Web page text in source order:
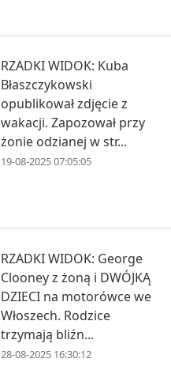
RZADKI WIDOK: Kuba
Błaszczykowski
opublikował zdjęcie z
wakacji. Zapozował przy
żonie odzianej w str...
19-08-2025 07:05:05
RZADKI WIDOK: George
Clooney z żoną i DWÓJKĄ
DZIECI na motorówce we
Włoszech. Rodzice
trzymają bliźn...
28-08-2025 16:30:12